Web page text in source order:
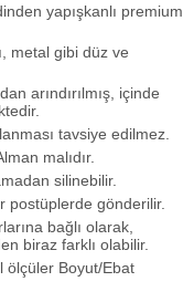
yapışkanlı premium
metal gibi düz ve
arındırılmış, içinde
tavsiye edilmez.
malıdır.
silinebilir.
postüplerde gönderilir.
bağlı olarak,
biraz farklı olabilir.
ölçüler Boyut/Ebat